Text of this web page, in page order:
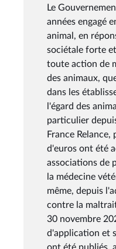
Le
années engagé
animal, en
sociétale forte
toute action de
des animaux,
dans les
l'égard des
particulier
France
d'euros ont été
associations de
la médecine
même, depuis
contre la
30 novembre
d'application et
ont été publiés,